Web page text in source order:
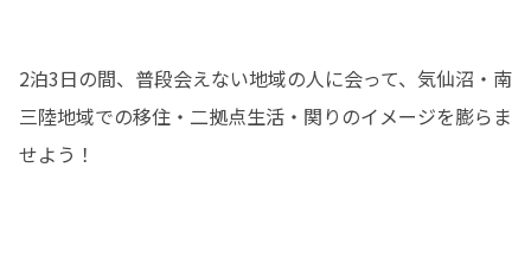
2泊3日の間、普段会えない地域の人に会って、気仙沼・南
三陸地域での移住・二拠点生活・関りのイメージを膨らま
せよう！